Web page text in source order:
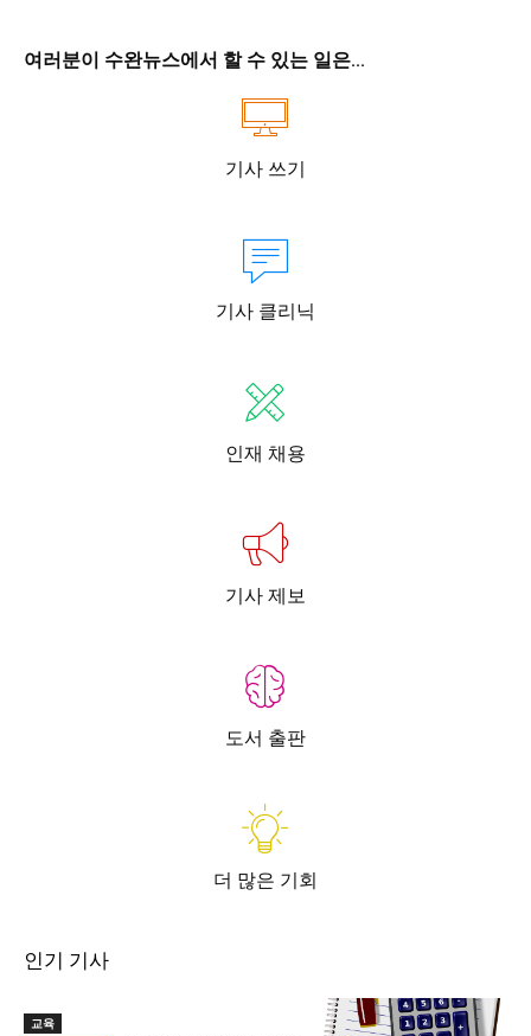
여러분이 수완뉴스에서 할 수 있는 일은...
기사 쓰기
기사 클리닉
인재 채용
기사 제보
도서 출판
더 많은 기회
인기 기사
교육